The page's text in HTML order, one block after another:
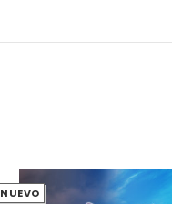
NUEVO